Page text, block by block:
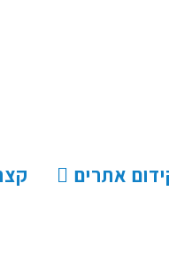
אתרים